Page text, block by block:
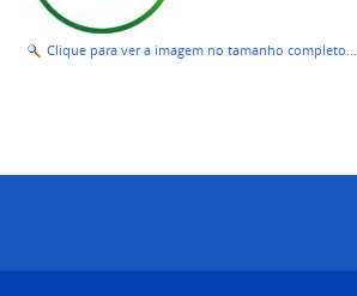
Clique para ver a imagem no tamanho completo…